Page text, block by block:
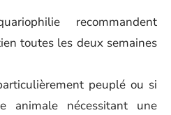
recommandent
toutes les deux semaines
peuplé ou si
animale nécessitant une